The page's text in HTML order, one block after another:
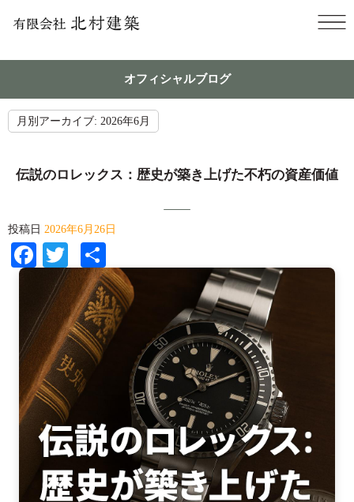
オフィシャルブログ
月別アーカイブ: 2026年6月
伝説のロレックス：歴史が築き上げた不朽の資産価値
投稿日 2026年6月26日
Facebook
Twitter
有